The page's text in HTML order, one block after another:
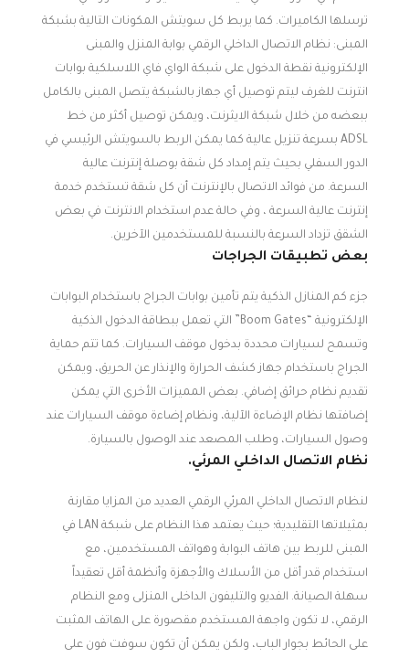
ترسلها الكاميرات. كما يربط كل سويتش المكونات التالية بشبكة
المبنى: نظام الاتصال الداخلي الرقمي بوابة المنزل والمبنى
الإلكترونية نقطة الدخول على شبكة الواي فاي اللاسلكية بوابات
انترنت للغرف ليتم توصيل أي جهاز بالشبكة يتصل المبنى بالكامل
ببعضه من خلال شبكة الايثرنت، ويمكن توصيل أكثر من خط
ADSL بسرعة تنزيل عالية كما يمكن الربط بالسويتش الرئيسي في
الدور السفلي بحيث يتم إمداد كل شقة بوصلة إنترنت عالية
السرعة. من فوائد الاتصال بالإنترنت أن كل شقة تستخدم خدمة
إنترنت عالية السرعة ، وفي حالة عدم استخدام الانترنت في بعض
الشقق تزداد السرعة بالنسبة للمستخدمين الآخرين.
بعض تطبيقات الجراجات
جزء كم المنازل الذكية يتم تأمين بوابات الجراح باستخدام البوابات
الإلكترونية “Boom Gates” التي تعمل ببطاقة الدخول الذكية
وتسمح لسيارات محددة بدخول موقف السيارات. كما تتم حماية
الجراج باستخدام جهاز كشف الحرارة والإنذار عن الحريق، ويمكن
تقديم نظام حرائق إضافي. بعض المميزات الأخرى التي يمكن
إضافتها نظام الإضاءة الآلية، ونظام إضاءة موقف السيارات عند
وصول السيارات، وطلب المصعد عند الوصول بالسيارة.
نظام الاتصال الداخلي المرئي.
لنظام الاتصال الداخلي المرئي الرقمي العديد من المزايا مقارنة
بمثيلاتها التقليدية؛ حيث يعتمد هذا النظام على شبكة LAN في
المبنى للربط بين هاتف البوابة وهواتف المستخدمين، مع
استخدام قدر أقل من الأسلاك والأجهزة وأنظمة أقل تعقيداً
سهلة الصيانة. الفديو والتليفون الداخلى المنزلى ومع النظام
الرقمي، لا تكون واجهة المستخدم مقصورة على الهاتف المثبت
على الحائط بجوار الباب، ولكن يمكن أن تكون سوفت فون على